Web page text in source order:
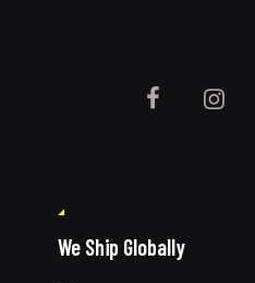
We Ship Globally